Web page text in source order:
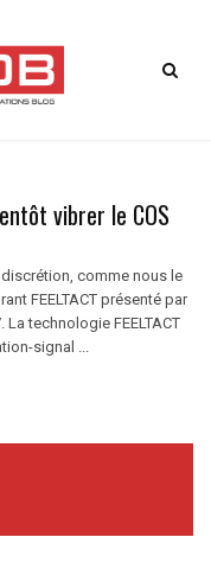
vibrer le COS
comme nous le
FEELTACT présenté par
La technologie FEELTACT
signal ...